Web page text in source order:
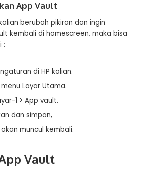
App Vault
berubah pikiran dan ingin
kembali di homescreen, maka bisa
:
di HP kalian.
Layar Utama.
1 > App vault.
dan simpan,
muncul kembali.
Vault